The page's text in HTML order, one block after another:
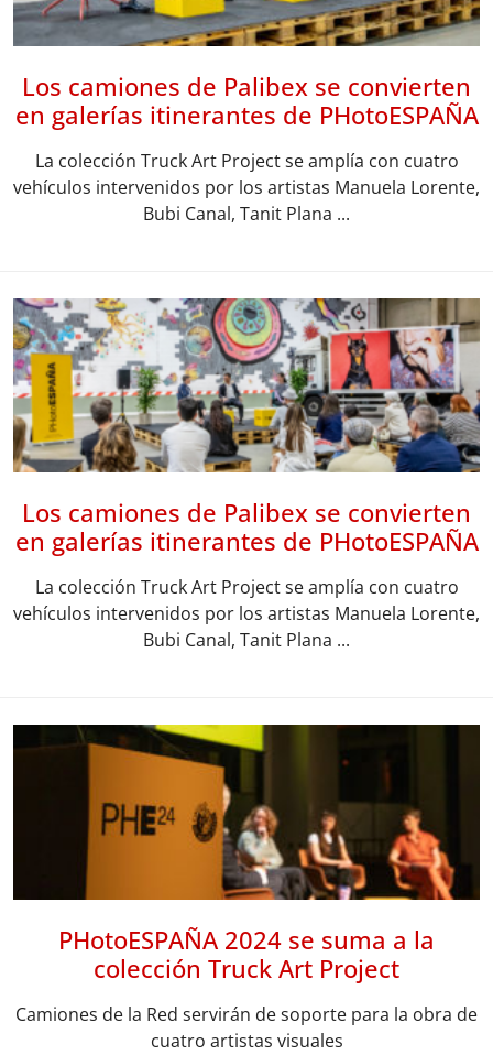
Los camiones de Palibex se convierten
en galerías itinerantes de PHotoESPAÑA
La colección Truck Art Project se amplía con cuatro
vehículos intervenidos por los artistas Manuela Lorente,
Bubi Canal, Tanit Plana ...
Los camiones de Palibex se convierten
en galerías itinerantes de PHotoESPAÑA
La colección Truck Art Project se amplía con cuatro
vehículos intervenidos por los artistas Manuela Lorente,
Bubi Canal, Tanit Plana ...
PHotoESPAÑA 2024 se suma a la
colección Truck Art Project
Camiones de la Red servirán de soporte para la obra de
cuatro artistas visuales